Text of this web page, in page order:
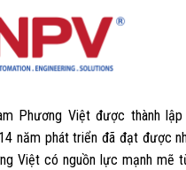
Phương Việt được thành
năm phát triển đã đạt được
Việt có nguồn lực mạnh mẽ